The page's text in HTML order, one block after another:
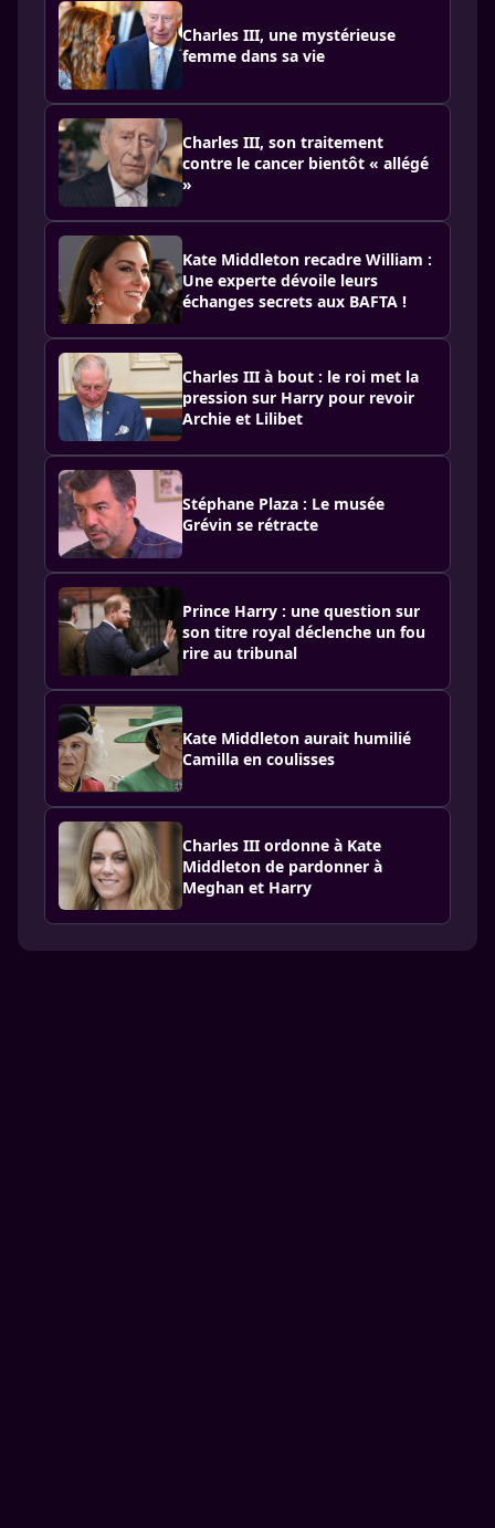
Charles III, une mystérieuse
femme dans sa vie
Charles III, son traitement
contre le cancer bientôt « allégé
»
Kate Middleton recadre William :
Une experte dévoile leurs
échanges secrets aux BAFTA !
Charles III à bout : le roi met la
pression sur Harry pour revoir
Archie et Lilibet
Stéphane Plaza : Le musée
Grévin se rétracte
Prince Harry : une question sur
son titre royal déclenche un fou
rire au tribunal
Kate Middleton aurait humilié
Camilla en coulisses
Charles III ordonne à Kate
Middleton de pardonner à
Meghan et Harry